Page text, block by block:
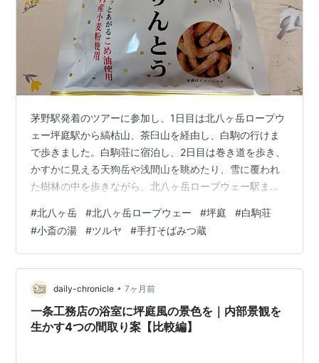
茅野駅発着のツアーに参加し、1日目は北八ヶ岳ロープウ
ェー坪庭駅から縞枯山、茶臼山を経由し、白駒の行けま
で歩きました。白駒荘に宿泊し、2日目は巻き道を歩き、
かすかに見える天狗岳や浅間山を眺めたり、雪に覆われ
た樹林の中を歩きながら、北八ヶ岳ロープウェー駅まで
#北八ヶ岳 #北八ヶ岳ロープウェー #坪庭 #白駒荘
#小斎の湯 #ツルヤ #手打そばみつ蔵
daily-chronicle • 7ヶ月前
一条工務店の浴室に坪庭風の景色を｜内部景観を
生かす4つの間取り案【比較編】